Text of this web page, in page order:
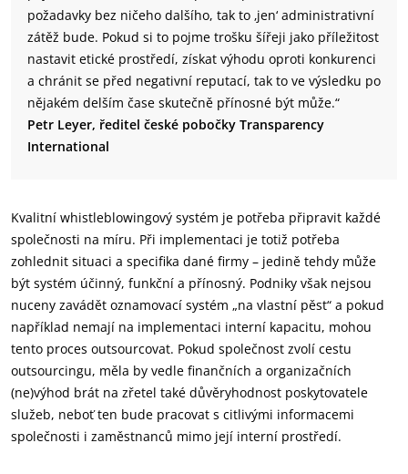
požadavky bez ničeho dalšího, tak to ‚jen‘ administrativní
zátěž bude. Pokud si to pojme trošku šířeji jako příležitost
nastavit etické prostředí, získat výhodu oproti konkurenci
a chránit se před negativní reputací, tak to ve výsledku po
nějakém delším čase skutečně přínosné být může.“
Petr Leyer, ředitel české pobočky Transparency
International
Kvalitní whistleblowingový systém je potřeba připravit každé
společnosti na míru. Při implementaci je totiž potřeba
zohlednit situaci a specifika dané firmy – jedině tehdy může
být systém účinný, funkční a přínosný. Podniky však nejsou
nuceny zavádět oznamovací systém „na vlastní pěst“ a pokud
například nemají na implementaci interní kapacitu, mohou
tento proces outsourcovat. Pokud společnost zvolí cestu
outsourcingu, měla by vedle finančních a organizačních
(ne)výhod brát na zřetel také důvěryhodnost poskytovatele
služeb, neboť ten bude pracovat s citlivými informacemi
společnosti i zaměstnanců mimo její interní prostředí.